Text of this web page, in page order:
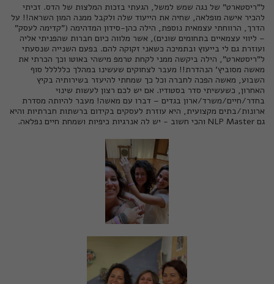
ל"ריסטארט" של נגה שמש למשל, הגעתי בזכות המלצות של הדס. זכיתי
להכיר אישה מופלאה, שחיה את הייעוד שלה ולקבל ממנה המון השראה!! על
הדרך, הרווחתי עצמאית נוספת, הילה כהן-סידון המדהימה ("קדימה לעסק"
– ליווי עצמאיים בתחומים שונים), אשר מלווה כיום חברות שהפניתי אליה
ועוזרת גם לי בייעוץ ובתמיכה כשאני זקוקה להם. בפעם השנייה שנסעתי
ל"ריסטארט", הילה ביקשה ממני לקחת טרמפ מישהי באוטו וכך הכרתי את
מאשה מסוביץ' הנהדרת!! מעבר לצחוקים שעשינו במהלך כללללל סוף
השבוע, מאשה הפכה לחברה וכל כך שמחתי להיעזר בשירותיה בקיץ
האחרון, כשעשיתי סדר בסטודיו. אם יש לכם רצון לעשות שינוי
בחדר/חיים/משרד/ארון בגדים – דברו עם מאשה! מעבר להיותה מסדרת
ארונות/בתים מקצועית, היא עוזרת לעסקים בקידום ברשתות חברתיות והיא
גם NLP Master והכי חשוב - יש לה אנרגיות כיפיות ושמחת חיים נפלאה.